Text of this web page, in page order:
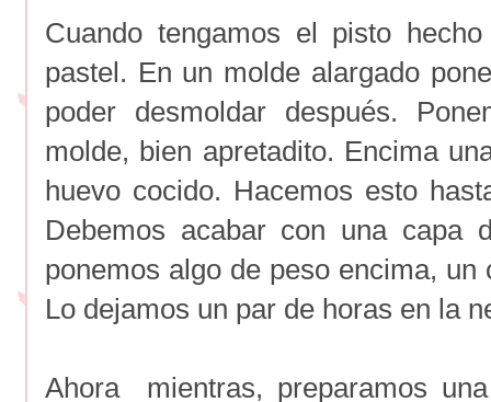
Cuando tengamos el pisto
pastel. En un molde alargado
poder desmoldar después.
molde, bien apretadito. Encima
huevo cocido. Hacemos esto
Debemos acabar con una capa
ponemos algo de peso encima,
Lo dejamos un par de horas en la
Ahora mientras, preparamos